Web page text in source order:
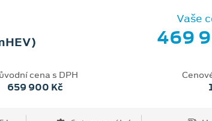
Vaše
469
cena s DPH
659 900 Kč